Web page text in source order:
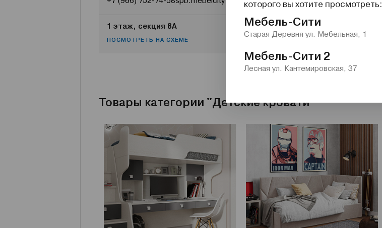
1 этаж, секция 8А
ПОСМОТРЕТЬ НА СХЕМЕ
Товары категории "Детские кровати"
которого вы хотите просмотреть:
Мебель-Сити
Старая Деревня ул. Мебельная, 1
Мебель-Сити 2
Лесная ул. Кантемировская, 37